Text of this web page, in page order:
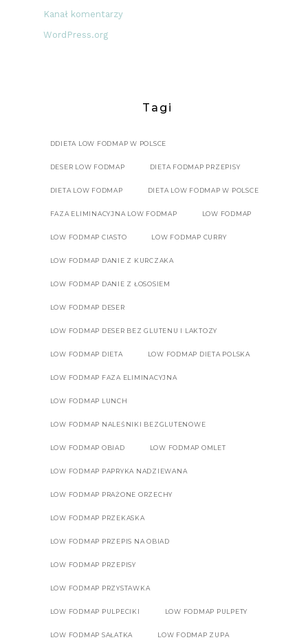
Kanał komentarzy
WordPress.org
Tagi
DDIETA LOW FODMAP W POLSCE
DESER LOW FODMAP DIETA FODMAP PRZEPISY
DIETA LOW FODMAP DIETA LOW FODMAP W POLSCE
FAZA ELIMINACYJNA LOW FODMAP LOW FODMAP
LOW FODMAP CIASTO LOW FODMAP CURRY
LOW FODMAP DANIE Z KURCZAKA
LOW FODMAP DANIE Z ŁOSOSIEM
LOW FODMAP DESER
LOW FODMAP DESER BEZ GLUTENU I LAKTOZY
LOW FODMAP DIETA LOW FODMAP DIETA POLSKA
LOW FODMAP FAZA ELIMINACYJNA
LOW FODMAP LUNCH
LOW FODMAP NALEŚNIKI BEZGLUTENOWE
LOW FODMAP OBIAD LOW FODMAP OMLET
LOW FODMAP PAPRYKA NADZIEWANA
LOW FODMAP PRAŻONE ORZECHY
LOW FODMAP PRZEKASKA
LOW FODMAP PRZEPIS NA OBIAD
LOW FODMAP PRZEPISY
LOW FODMAP PRZYSTAWKA
LOW FODMAP PULPECIKI LOW FODMAP PULPETY
LOW FODMAP SAŁATKA LOW FODMAP ZUPA